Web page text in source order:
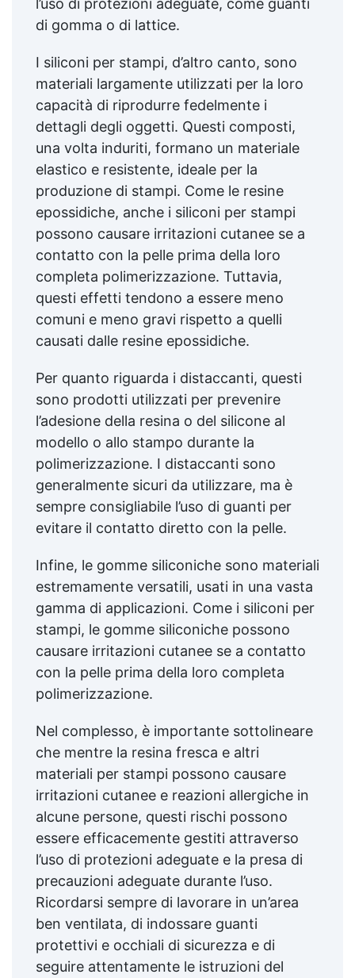
di gomma o di lattice.
I siliconi per stampi, d’altro canto, sono
materiali largamente utilizzati per la loro
capacità di riprodurre fedelmente i
dettagli degli oggetti. Questi composti,
una volta induriti, formano un materiale
elastico e resistente, ideale per la
produzione di stampi. Come le resine
epossidiche, anche i siliconi per stampi
possono causare irritazioni cutanee se a
contatto con la pelle prima della loro
completa polimerizzazione. Tuttavia,
questi effetti tendono a essere meno
comuni e meno gravi rispetto a quelli
causati dalle resine epossidiche.
Per quanto riguarda i distaccanti, questi
sono prodotti utilizzati per prevenire
l’adesione della resina o del silicone al
modello o allo stampo durante la
polimerizzazione. I distaccanti sono
generalmente sicuri da utilizzare, ma è
sempre consigliabile l’uso di guanti per
evitare il contatto diretto con la pelle.
Infine, le gomme siliconiche sono materiali
estremamente versatili, usati in una vasta
gamma di applicazioni. Come i siliconi per
stampi, le gomme siliconiche possono
causare irritazioni cutanee se a contatto
con la pelle prima della loro completa
polimerizzazione.
Nel complesso, è importante sottolineare
che mentre la resina fresca e altri
materiali per stampi possono causare
irritazioni cutanee e reazioni allergiche in
alcune persone, questi rischi possono
essere efficacemente gestiti attraverso
l’uso di protezioni adeguate e la presa di
precauzioni adeguate durante l’uso.
Ricordarsi sempre di lavorare in un’area
ben ventilata, di indossare guanti
protettivi e occhiali di sicurezza e di
seguire attentamente le istruzioni del